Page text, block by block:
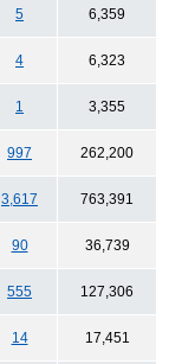
5 6,359
4 6,323
1 3,355
997 262,200
3,617 763,391
90 36,739
555 127,306
14 17,451